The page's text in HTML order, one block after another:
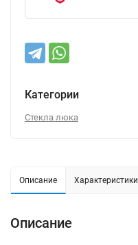
Категории
Стекла люка
Описание Характеристики
Описание